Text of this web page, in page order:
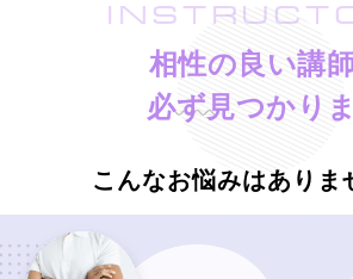
相性の良い講
必ず見つかり
こんなお悩みはありま